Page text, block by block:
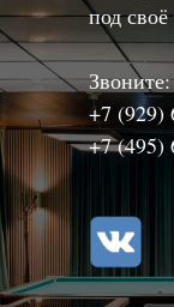
под
Звоните:
+7 (929)
+7 (495)